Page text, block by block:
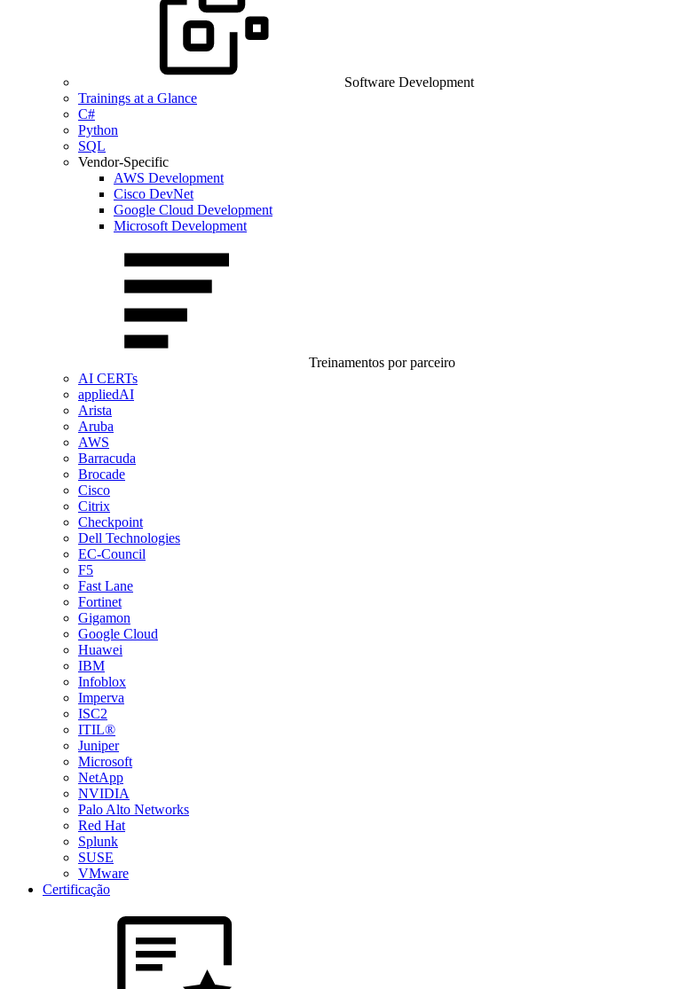
Software Development
Trainings at a Glance
C#
Python
SQL
Vendor-Specific
AWS Development
Cisco DevNet
Google Cloud Development
Microsoft Development
Treinamentos por parceiro
AI CERTs
appliedAI
Arista
Aruba
AWS
Barracuda
Brocade
Cisco
Citrix
Checkpoint
Dell Technologies
EC-Council
F5
Fast Lane
Fortinet
Gigamon
Google Cloud
Huawei
IBM
Infoblox
Imperva
ISC2
ITIL®
Juniper
Microsoft
NetApp
NVIDIA
Palo Alto Networks
Red Hat
Splunk
SUSE
VMware
Certificação